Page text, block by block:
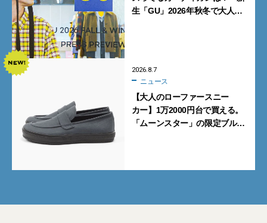
生「GU」2026年秋冬で大人メ
2026.8.7
ニュース
【大人のローファースニー
カー】1万2000円台で買える。
「ムーンスター」の限定ブルー